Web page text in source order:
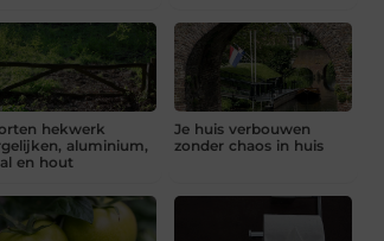
hekwerk
aluminium,
en hout
Je huis verbouwen
zonder chaos in huis